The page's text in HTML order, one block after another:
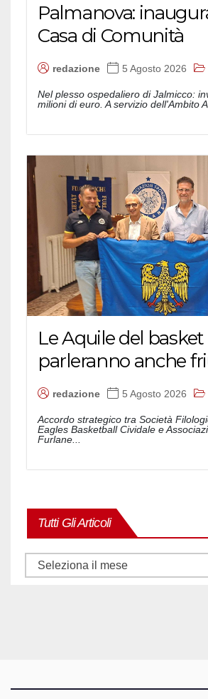
Palmanova:
Casa di Comunità
redazione 5 Agosto 2026
Nel plesso ospedaliero di Jalmicco:
milioni di euro. A servizio dell'Ambito
Le Aquile del basket
parleranno anche
redazione 5 Agosto 2026
Accordo strategico tra Società
Eagles Basketball Cividale e
Furlane...
Tutti Gli Articoli
Tutti